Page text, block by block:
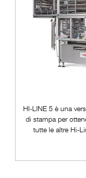
HI-LINE 5 è una
di stampa per
tutte le altre Hi-